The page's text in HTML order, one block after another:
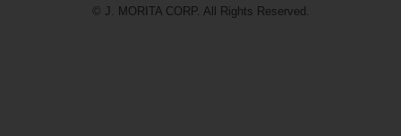
© J. MORITA CORP. All Rights Reserved.